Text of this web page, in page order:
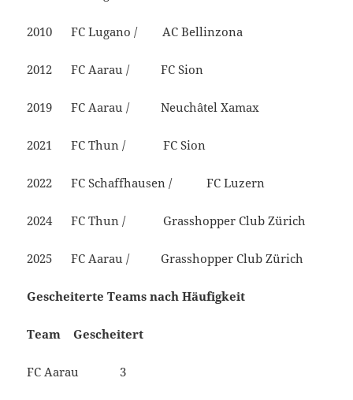
2010 FC Lugano / AC Bellinzona
2012 FC Aarau / FC Sion
2019 FC Aarau / Neuchâtel Xamax
2021 FC Thun / FC Sion
2022 FC Schaffhausen / FC Luzern
2024 FC Thun / Grasshopper Club Zürich
2025 FC Aarau / Grasshopper Club Zürich
Gescheiterte Teams nach Häufigkeit
Team Gescheitert
FC Aarau 3